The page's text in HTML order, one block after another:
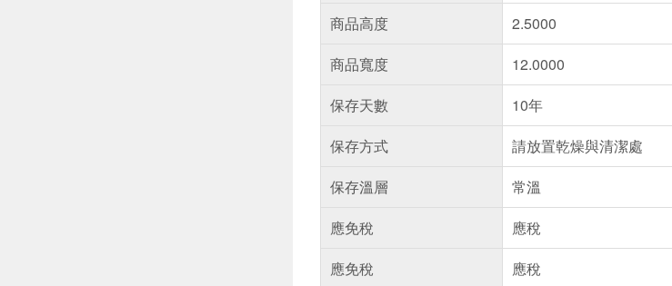
商品高度
2.5000
商品寬度
12.0000
保存天數
10年
保存方式
請放置乾燥與清潔處
保存溫層
常溫
應免稅
應稅
應免稅
應稅